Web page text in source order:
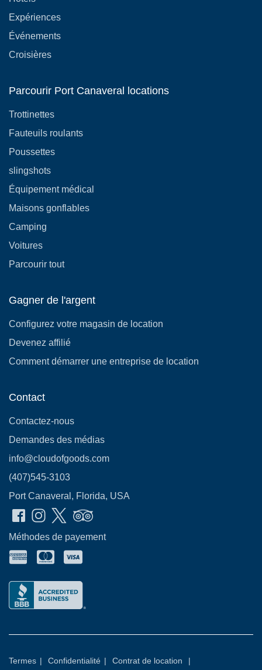
Expériences
Événements
Croisières
Parcourir Port Canaveral locations
Trottinettes
Fauteuils roulants
Poussettes
slingshots
Équipement médical
Maisons gonflables
Camping
Voitures
Parcourir tout
Gagner de l'argent
Configurez votre magasin de location
Devenez affilié
Comment démarrer une entreprise de location
Contact
Contactez-nous
Demandes des médias
info@cloudofgoods.com
(407)545-3103
Port Canaveral, Florida, USA
Méthodes de payement
Termes | Confidentialité | Contrat de location |